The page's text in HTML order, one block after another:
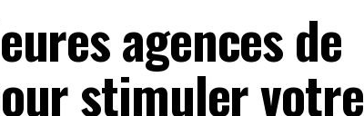
agences de
stimuler votre